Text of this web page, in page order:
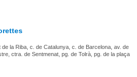
la Riba, c. de Catalunya, c. de Barcelona, av. de
ctra. de Sentmenat, pg. de Tolrà, pg. de la plaça